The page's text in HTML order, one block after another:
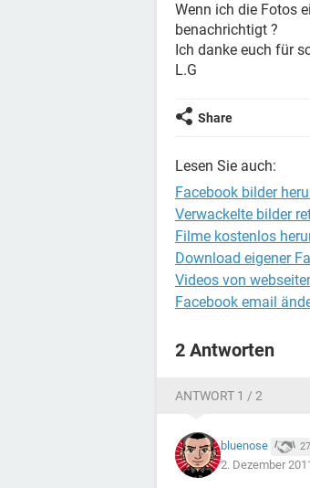
Wenn ich die Fotos
benachrichtigt ?
Ich danke euch für
L.G
Share
Lesen Sie auch:
Facebook bilder
Verwackelte bilder
Filme kostenlos
Download eigener
Videos von
Facebook email
2 Antworten
ANTWORT 1 / 2
bluenose 27
2. Dezember